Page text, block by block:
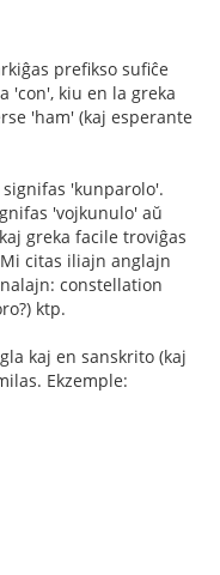
prefikso sufiĉe
'con', kiu en la greka
'ham' (kaj esperante
signifas 'kunparolo'.
'vojkunulo' aŭ
greka facile troviĝas
citas iliajn anglajn
constellation
ktp.
kaj en sanskrito (kaj
Ekzemple: